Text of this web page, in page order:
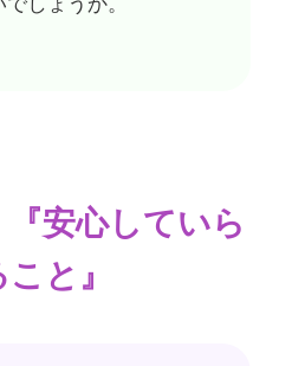
しょうか。
安心していら
と』